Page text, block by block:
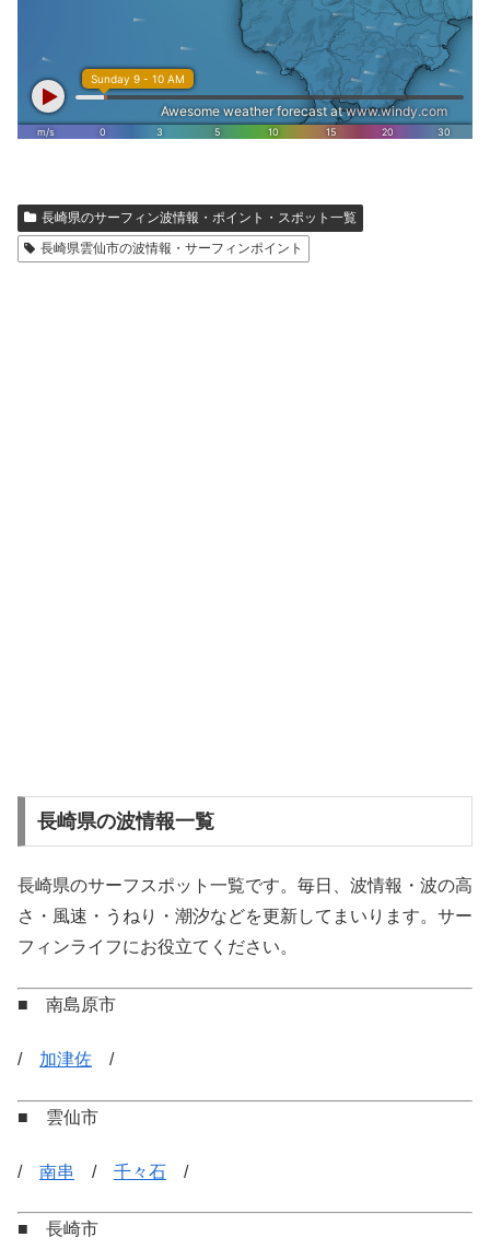
長崎県のサーフィン波情報・ポイント・スポット一覧
長崎県雲仙市の波情報・サーフィンポイント
長崎県の波情報一覧
長崎県のサーフスポット一覧です。毎日、波情報・波の高
さ・風速・うねり・潮汐などを更新してまいります。サー
フィンライフにお役立てください。
■ 南島原市
/ 加津佐 /
■ 雲仙市
/ 南串 / 千々石 /
■ 長崎市